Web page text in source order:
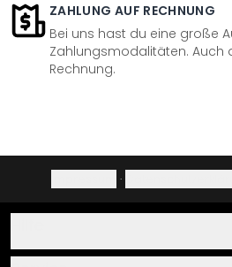
ZAHLUNG AUF RECHNUNG
Bei uns hast du eine große
Zahlungsmodalitäten. Auch
Rechnung.
·